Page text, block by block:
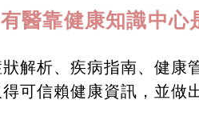
有醫靠健康知識中心
解析、疾病指南、健康
可信賴健康資訊，並做